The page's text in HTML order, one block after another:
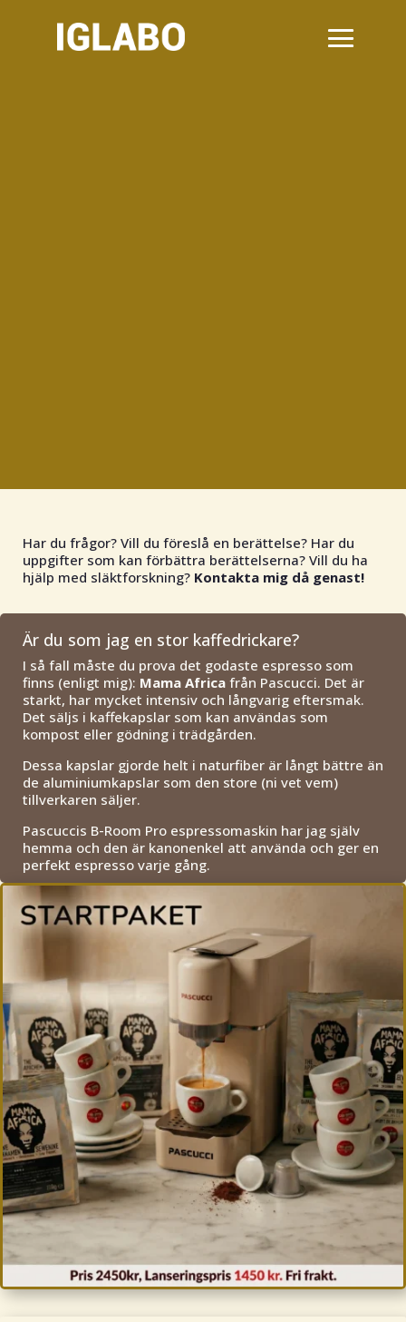
Har du frågor? Vill du föreslå en berättelse? Har du
uppgifter som kan förbättra berättelserna? Vill du ha
hjälp med släktforskning? Kontakta mig då genast!
Är du som jag en stor kaffedrickare?
I så fall måste du prova det godaste espresso som
finns (enligt mig): Mama Africa från Pascucci. Det är
starkt, har mycket intensiv och långvarig eftersmak.
Det säljs i kaffekapslar som kan användas som
kompost eller gödning i trädgården.
Dessa kapslar gjorde helt i naturfiber är långt bättre än
de aluminiumkapslar som den store (ni vet vem)
tillverkaren säljer.
Pascuccis B-Room Pro espressomaskin har jag själv
hemma och den är kanonenkel att använda och ger en
perfekt espresso varje gång.